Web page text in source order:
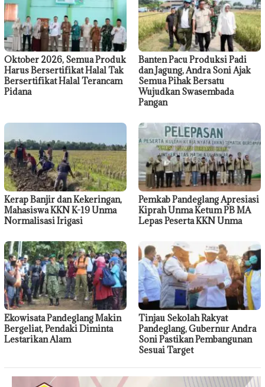
Oktober 2026, Semua Produk
Harus Bersertifikat Halal Tak
Bersertifikat Halal Terancam
Pidana
Banten Pacu Produksi Padi
dan Jagung, Andra Soni Ajak
Semua Pihak Bersatu
Wujudkan Swasembada
Pangan
Kerap Banjir dan Kekeringan,
Mahasiswa KKN K-19 Unma
Normalisasi Irigasi
Pemkab Pandeglang Apresiasi
Kiprah Unma Ketum PB MA
Lepas Peserta KKN Unma
Ekowisata Pandeglang Makin
Bergeliat, Pendaki Diminta
Lestarikan Alam
Tinjau Sekolah Rakyat
Pandeglang, Gubernur Andra
Soni Pastikan Pembangunan
Sesuai Target